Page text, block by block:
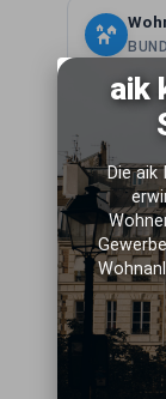
aik
Die